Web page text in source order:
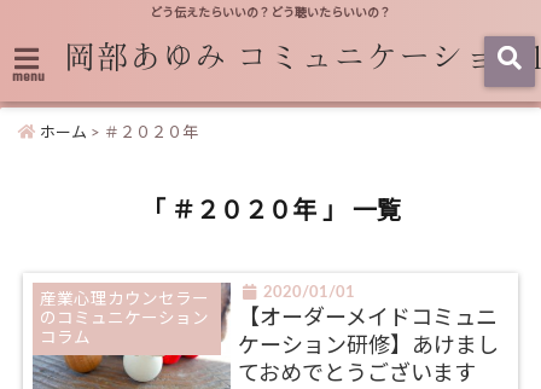
どう伝えたらいいの？どう聴いたらいいの？
menu
ホーム > ＃２０２０年
「 ＃２０２０年 」 一覧
産業心理カウンセラー
のコミュニケーション
コラム
2020/01/01
【オーダーメイドコミュニ
ケーション研修】あけまし
ておめでとうございます